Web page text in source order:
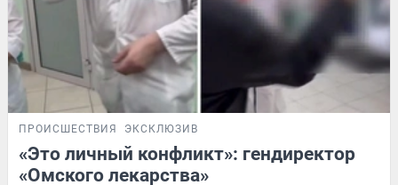
ПРОИСШЕСТВИЯ ЭКСКЛЮЗИВ
«Это личный конфликт»: гендиректор
«Омского лекарства»